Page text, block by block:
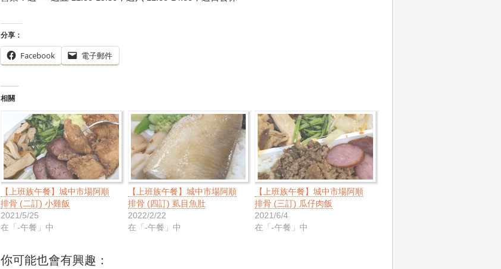
分享：
Facebook 電子郵件
相關
【上班族午餐】城中市場阿順
排骨 (二訂) 小雞飯
2021/5/25
在「-午餐」中
【上班族午餐】城中市場阿順
排骨 (四訂) 虱目魚肚
2022/2/22
在「-午餐」中
【上班族午餐】城中市場阿順
排骨 (三訂) 瓜仔肉飯
2021/6/4
在「-午餐」中
你可能也會有興趣：